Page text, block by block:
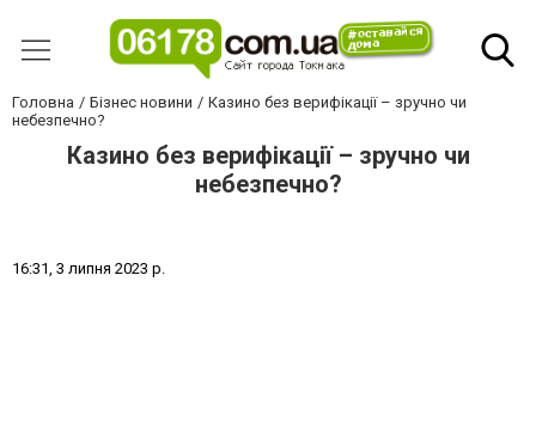
Головна Бізнес новини
Казино без верифікації – зручно чи
небезпечно?
Казино без верифікації – зручно чи
небезпечно?
16:31, 3 липня 2023 р.